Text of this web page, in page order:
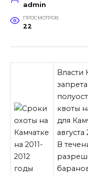
admin
ПРОСМОТРОВ
22
Власти
квоты
для
августа
В